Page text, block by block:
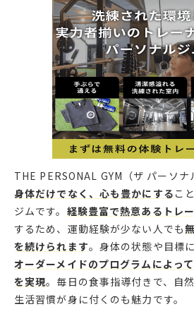
THE PERSONAL GYM（ザ パーソナ
身体だけでなく、心も豊かにする こ
ジムです。 経験豊富で熱意あるトレ
するため、運動経験が少ない人でも
を続けられます。身体の状態や目標
オーダーメイドのプログラムによっ
を実現。毎日の食事指導付きで、自
生活習慣が身に付くのも魅力です。